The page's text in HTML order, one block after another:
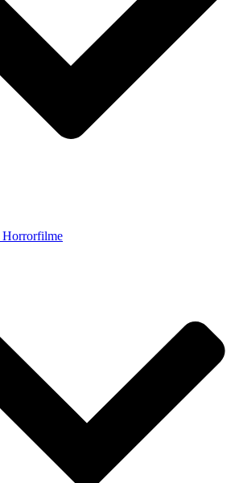
Horrorfilme